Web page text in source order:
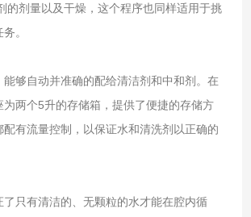
的剂量以及干燥，这个程序也同样适用于挑
。
够自动并准确的配给清洁剂和中和剂。在
两个5升的存储箱，提供了便捷的存储方
有流量控制，以保证水和清洗剂以正确的
了只有清洁的、无颗粒的水才能在腔内循